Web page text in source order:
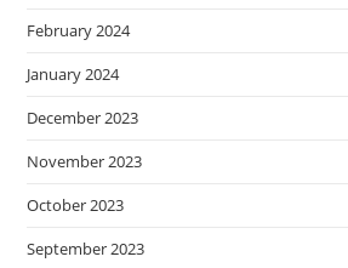
February 2024
January 2024
December 2023
November 2023
October 2023
September 2023